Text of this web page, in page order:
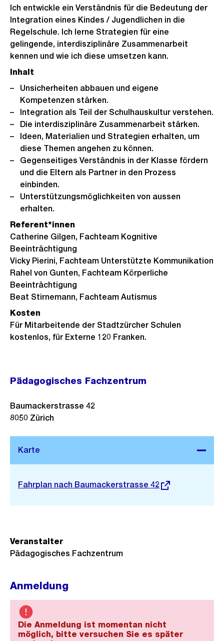
Ich entwickle ein Verständnis für die Bedeutung der
Integration eines Kindes / Jugendlichen in die
Regelschule. Ich lerne Strategien für eine
gelingende, interdisziplinäre Zusammenarbeit
kennen und wie ich diese umsetzen kann.
Inhalt
Unsicherheiten abbauen und eigene
Kompetenzen stärken.
Integration als Teil der Schulhauskultur verstehen.
Die interdisziplinäre Zusammenarbeit stärken.
Ideen, Materialien und Strategien erhalten, um
diese Themen angehen zu können.
Gegenseitiges Verständnis in der Klasse fördern
und die Eltern als Partner in den Prozess
einbinden.
Unterstützungsmöglichkeiten von aussen
erhalten.
Referent*innen
Catherine Gilgen, Fachteam Kognitive
Beeinträchtigung
Vicky Pierini, Fachteam Unterstützte Kommunikation
Rahel von Gunten, Fachteam Körperliche
Beeinträchtigung
Beat Stirnemann, Fachteam Autismus
Kosten
Für Mitarbeitende der Stadtzürcher Schulen
kostenlos, für Externe 120 Franken.
Pädagogisches Fachzentrum
Stadtplan 3D
Externer
Fahrplan nach Baumackerstrasse 42
Baumackerstrasse 42
8050 Zürich
Veranstalter
Pädagogisches Fachzentrum
Anmeldung
Die Anmeldung ist momentan nicht
möglich, bitte versuchen Sie es später